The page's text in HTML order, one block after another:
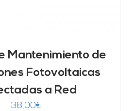
Mantenimiento de
Fotovoltaicas
a Red
38,00€